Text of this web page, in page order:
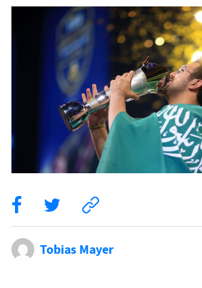
Tobias Mayer